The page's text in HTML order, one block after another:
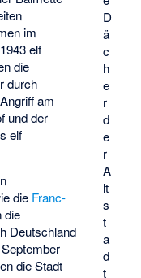
D
ä
c
h
e
r
d
e
r
A
lt
s
t
a
d
t
im
elf
die
durch
am
und der
elf
die Franc-
die
Deutschland
die Stadt